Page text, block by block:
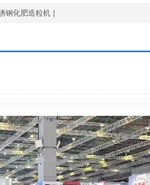
钢化肥造粒机 |